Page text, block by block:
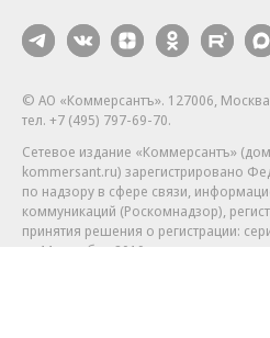
© АО «Коммерсантъ». 127006,
тел. +7 (495) 797-69-70.
Сетевое издание «Коммерсантъ»
kommersant.ru) зарегистрировано
по надзору в сфере связи,
коммуникаций (Роскомнадзор),
принятия решения о регистрации:
от 11 октября 2019 г.